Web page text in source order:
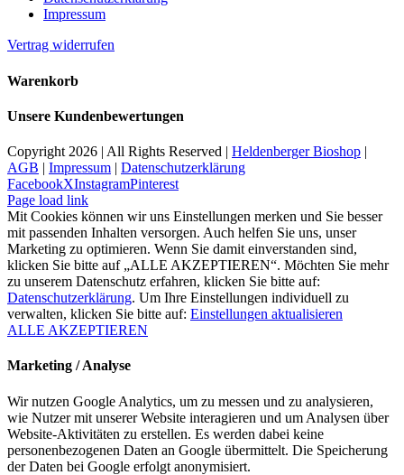
Impressum
Vertrag widerrufen
Warenkorb
Unsere Kundenbewertungen
Copyright 2026 | All Rights Reserved | Heldenberger Bioshop |
AGB | Impressum | Datenschutzerklärung
FacebookXInstagramPinterest
Page load link
Mit Cookies können wir uns Einstellungen merken und Sie besser
mit passenden Inhalten versorgen. Auch helfen Sie uns, unser
Marketing zu optimieren. Wenn Sie damit einverstanden sind,
klicken Sie bitte auf „ALLE AKZEPTIEREN“. Möchten Sie mehr
zu unserem Datenschutz erfahren, klicken Sie bitte auf:
Datenschutzerklärung. Um Ihre Einstellungen individuell zu
verwalten, klicken Sie bitte auf: Einstellungen aktualisieren
ALLE AKZEPTIEREN
Marketing / Analyse
Wir nutzen Google Analytics, um zu messen und zu analysieren,
wie Nutzer mit unserer Website interagieren und um Analysen über
Website-Aktivitäten zu erstellen. Es werden dabei keine
personenbezogenen Daten an Google übermittelt. Die Speicherung
der Daten bei Google erfolgt anonymisiert.